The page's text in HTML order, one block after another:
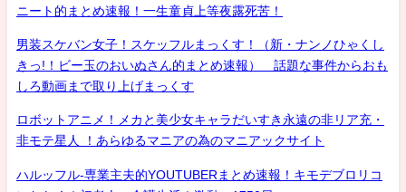
ニート的まとめ速報！一生童貞上等夜露死苦！
男装スケバン女子！スケッフルまっくす！（新・ナンノひゃくし
きっ!！ビー玉のおいぬさん的まとめ速報） 話題な事件からおも
しろ動画まで取り上げまっくす
ロボットアニメ！メカと美少女キャラだいすき永遠の非リア充・
非モテ星人 ！あらゆるマニアの為のマニアックサイト
ハルッフル-専業主夫的YOUTUBERまとめ速報！キモデブロリコ